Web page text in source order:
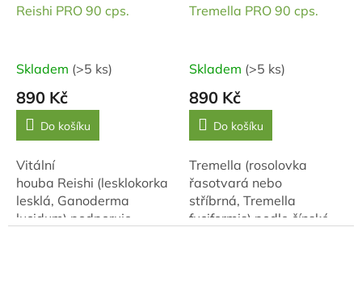
Reishi PRO 90 cps.
Skladem (>5 ks)
890 Kč
Do košíku
Vitální
houba Reishi (lesklokorka
lesklá, Ganoderma
lucidum) podporuje
Tremella PRO 90 cps.
Skladem (>5 ks)
890 Kč
Do košíku
Tremella (rosolovka
řasotvará nebo
stříbrná, Tremella
fuciformis) podle čínské